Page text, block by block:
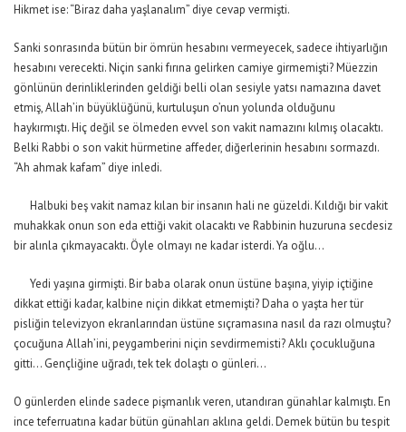
Hikmet ise: “Biraz daha yaşlanalım” diye cevap vermişti.
Sanki sonrasında bütün bir ömrün hesabını vermeyecek, sadece ihtiyarlığın
hesabını verecekti. Niçin sanki fırına gelirken camiye girmemişti? Müezzin
gönlünün derinliklerinden geldiği belli olan sesiyle yatsı namazına davet
etmiş, Allah’in büyüklüğünü, kurtuluşun o’nun yolunda olduğunu
haykırmıştı. Hiç değil se ölmeden evvel son vakit namazını kılmış olacaktı.
Belki Rabbi o son vakit hürmetine affeder, diğerlerinin hesabını sormazdı.
“Ah ahmak kafam” diye inledi.
Halbuki beş vakit namaz kılan bir insanın hali ne güzeldi. Kıldığı bir vakit
muhakkak onun son eda ettiği vakit olacaktı ve Rabbinin huzuruna secdesiz
bir alınla çıkmayacaktı. Öyle olmayı ne kadar isterdi. Ya oğlu…
Yedi yaşına girmişti. Bir baba olarak onun üstüne başına, yiyip içtiğine
dikkat ettiği kadar, kalbine niçin dikkat etmemişti? Daha o yaşta her tür
pisliğin televizyon ekranlarından üstüne sıçramasına nasıl da razı olmuştu?
çocuğuna Allah’ini, peygamberini niçin sevdirmemisti? Aklı çocukluğuna
gitti… Gençliğine uğradı, tek tek dolaştı o günleri…
O günlerden elinde sadece pişmanlık veren, utandıran günahlar kalmıştı. En
ince teferruatına kadar bütün günahları aklına geldi. Demek bütün bu tespit